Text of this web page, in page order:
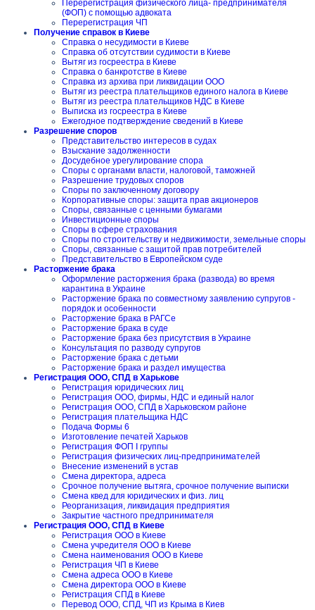
Перерегистрация физического лица- предпринимателя
(ФОП) с помощью адвоката
Перерегистрация ЧП
Получение справок в Киеве
Справка о несудимости в Киеве
Справка об отсутствии судимости в Киеве
Вытяг из госреестра в Киеве
Справка о банкротстве в Киеве
Справка из архива при ликвидации ООО
Вытяг из реестра плательщиков единого налога в Киеве
Вытяг из реестра плательщиков НДС в Киеве
Выписка из госреестра в Киеве
Ежегодное подтверждение сведений в Киеве
Разрешение споров
Представительство интересов в судах
Взыскание задолженности
Досудебное урегулирование спора
Споры с органами власти, налоговой, таможней
Разрешение трудовых споров
Споры по заключенному договору
Корпоративные споры: защита прав акционеров
Споры, связанные с ценными бумагами
Инвестиционные споры
Споры в сфере страхования
Споры по строительству и недвижимости, земельные споры
Споры, связанные с защитой прав потребителей
Представительство в Европейском суде
Расторжение брака
Оформление расторжения брака (развода) во время
карантина в Украине
Расторжение брака по совместному заявлению супругов -
порядок и особенности
Расторжение брака в РАГСе
Расторжение брака в суде
Расторжение брака без присутствия в Украине
Консультация по разводу супругов
Расторжение брака с детьми
Расторжение брака и раздел имущества
Регистрация ООО, СПД в Харькове
Регистрация юридических лиц
Регистрация ООО, фирмы, НДС и единый налог
Регистрация ООО, СПД в Харьковском районе
Регистрация плательщика НДС
Подача Формы 6
Изготовление печатей Харьков
Регистрация ФОП I группы
Регистрация физических лиц-предпринимателей
Внесение изменений в устав
Смена директора, адреса
Срочное получение вытяга, срочное получение выписки
Смена квед для юридических и физ. лиц
Реорганизация, ликвидация предприятия
Закрытие частного предпринимателя
Регистрация ООО, СПД в Киеве
Регистрация ООО в Киеве
Смена учредителя ООО в Киеве
Смена наименования ООО в Киеве
Регистрация ЧП в Киеве
Смена адреса ООО в Киеве
Смена директора ООО в Киеве
Регистрация СПД в Киеве
Перевод ООО, СПД, ЧП из Крыма в Киев